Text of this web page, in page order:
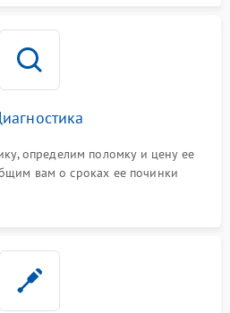
определим поломку и цену ее
вам о сроках ее починки